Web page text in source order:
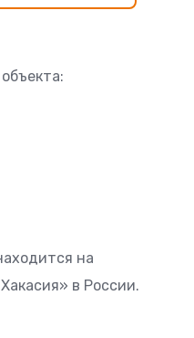
на
в России.